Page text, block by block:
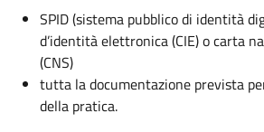
SPID (sistema pubblico di identità
d’identità elettronica (CIE) o carta
(CNS)
tutta la documentazione prevista
della pratica.